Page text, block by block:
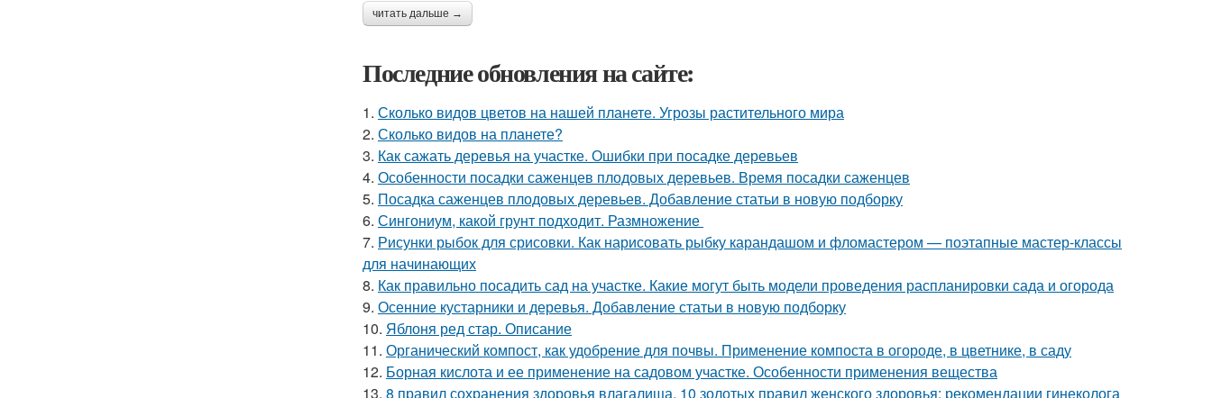
читать дальше →
Последние обновления на сайте:
1. Сколько видов цветов на нашей планете. Угрозы растительного мира
2. Сколько видов на планете?
3. Как сажать деревья на участке. Ошибки при посадке деревьев
4. Особенности посадки саженцев плодовых деревьев. Время посадки саженцев
5. Посадка саженцев плодовых деревьев. Добавление статьи в новую подборку
6. Сингониум, какой грунт подходит. Размножение
7. Рисунки рыбок для срисовки. Как нарисовать рыбку карандашом и фломастером — поэтапные мастер-классы
для начинающих
8. Как правильно посадить сад на участке. Какие могут быть модели проведения распланировки сада и огорода
9. Осенние кустарники и деревья. Добавление статьи в новую подборку
10. Яблоня ред стар. Описание
11. Органический компост, как удобрение для почвы. Применение компоста в огороде, в цветнике, в саду
12. Борная кислота и ее применение на садовом участке. Особенности применения вещества
13. 8 правил сохранения здоровья влагалища. 10 золотых правил женского здоровья: рекомендации гинеколога